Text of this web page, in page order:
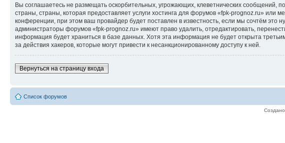
Вы соглашаетесь не размещать оскорбительных, угрожающих, клеветнических сообщений,
страны, страны, которая предоставляет услуги хостинга для форумов «fpk-prognoz.ru»
конференции, при этом ваш провайдер будет поставлен в известность, если мы сочтём
администраторы форумов «fpk-prognoz.ru» имеют право удалить, отредактировать,
информация будет храниться в базе данных. Хотя эта информация не будет открыта
за действия хакеров, которые могут привести к несанкционированному доступу к ней.
Вернуться на страницу входа
Список форумов